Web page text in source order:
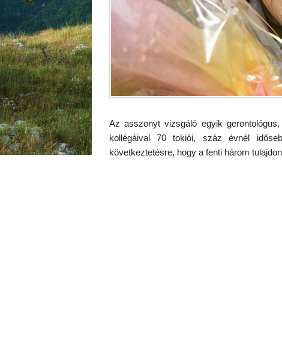
Az asszonyt vizsgáló egyik
kollégáival 70 tokiói, száz évnél
következtetésre, hogy a fenti három